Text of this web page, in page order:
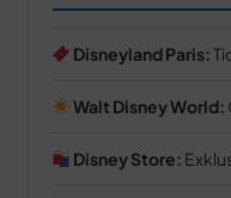
Disneyland Paris:
Walt Disney World:
Disney Store: